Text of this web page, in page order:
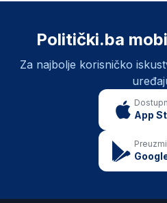
Politički.ba
Za najbolje korisničko
App